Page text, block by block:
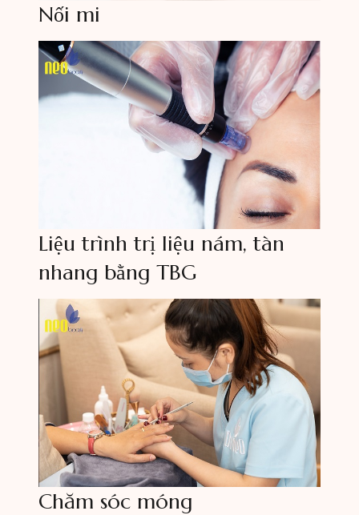
Nối mi
Liệu trình trị liệu nám, tàn
nhang bằng TBG
Chăm sóc móng